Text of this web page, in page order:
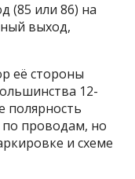
(85 или 86) на
выход,
её стороны
12-
полярность
проводам, но
и схеме